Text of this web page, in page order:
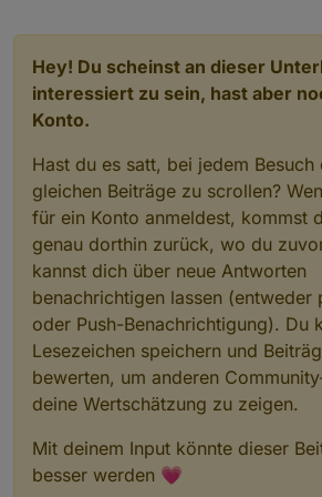
Hey! Du scheinst an dieser
interessiert zu sein, hast aber
Konto.
Hast du es satt, bei jedem Besuch
gleichen Beiträge zu scrollen?
für ein Konto anmeldest, kommst
genau dorthin zurück, wo du
kannst dich über neue Antworten
benachrichtigen lassen (entweder
oder Push-Benachrichtigung). Du
Lesezeichen speichern und
bewerten, um anderen
deine Wertschätzung zu zeigen.
Mit deinem Input könnte dieser
besser werden 💗